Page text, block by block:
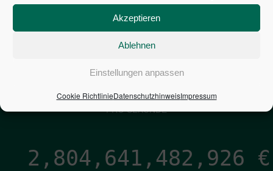
Akzeptieren
Ablehnen
Einstellungen anpassen
Cookie RichtlinieDatenschutzhinweisImpressum
PRO SEKUNDE
1,601€
ZINSEN
PRO SEKUNDE
2,804,641,484,174 €